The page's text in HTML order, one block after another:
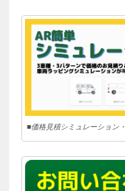
■価格見積シミュレーション